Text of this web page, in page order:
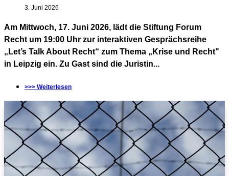
3. Juni 2026
Am Mittwoch, 17. Juni 2026, lädt die Stiftung Forum
Recht um 19:00 Uhr zur interaktiven Gesprächsreihe
„Let’s Talk About Recht“ zum Thema „Krise und Recht"
in Leipzig ein. Zu Gast sind die Juristin...
>>> Weiterlesen